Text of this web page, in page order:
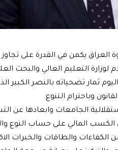
العراق يكمن في القدرة على
لوزارة التعليم العالي والبحث
ثمار تضحياته بالنصر الكبير
وباحترام التنوع.
الجامعات وابعادها عن
الكسب المالي على حساب النوع
الكفاءات والطاقات والخبرات